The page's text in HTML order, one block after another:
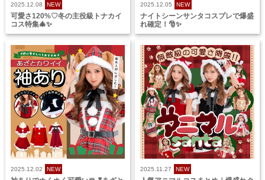
2025.12.08 NEW
可愛さ120%♡冬の主役級トナカイ
コス特集🎄✨
2025.12.05 NEW
ナイトシーンサンタコスプレで爆盛
れ確定！🎅✨
2025.12.02 NEW 2025.11.27 NEW